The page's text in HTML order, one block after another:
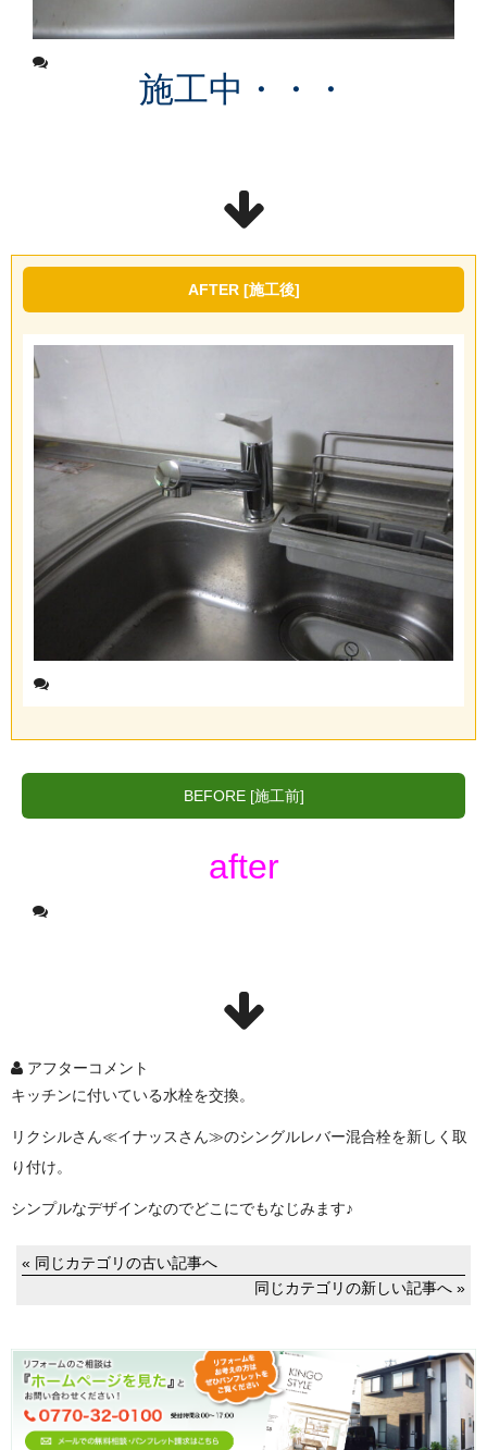
施工中・・・
AFTER [施工後]
BEFORE [施工前]
after
アフターコメント
キッチンに付いている水栓を交換。
リクシルさん≪イナッスさん≫のシングルレバー混合栓を新しく取
り付け。
シンプルなデザインなのでどこにでもなじみます♪
« 同じカテゴリの古い記事へ
同じカテゴリの新しい記事へ »